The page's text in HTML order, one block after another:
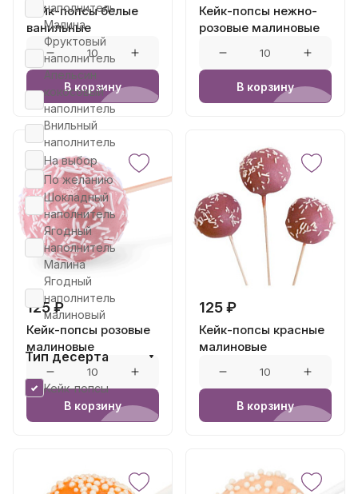
Кейк-попсы белые
ванильные
В корзину
Кейк-попсы нежно-
розовые малиновые
В корзину
125 ₽
Кейк-попсы розовые
малиновые
В корзину
125 ₽
Кейк-попсы красные
малиновые
В корзину
наполнитель
Малина
Фруктовый
наполнитель
Апельсин
кокосовый
наполнитель
Внильный
наполнитель
На выбор
По желанию
Шокладный
наполнитель
Ягодный
наполнитель
Малина
Ягодный
наполнитель
малиновый
Тип десерта
Кейк-попсы